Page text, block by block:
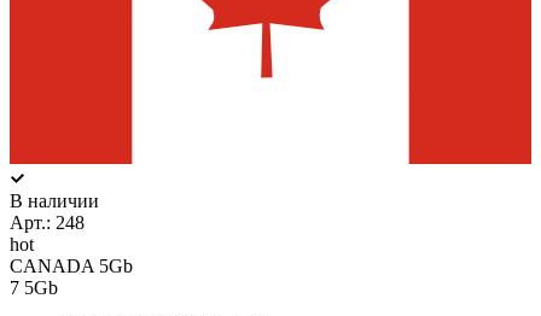
В наличии
Арт.: 248
hot
CANADA 5Gb
7 5Gb